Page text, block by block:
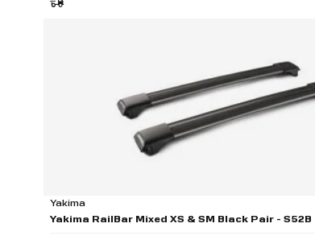
Yakima
Yakima RailBar Mixed XS & SM Black Pair - S52B